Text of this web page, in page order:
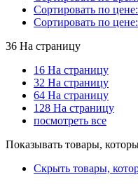
Сортировать по
Сортировать по
36 На страницу
16 На страницу
32 На страницу
64 На страницу
128 На страницу
посмотреть все
Показывать товары,
Скрыть товары,